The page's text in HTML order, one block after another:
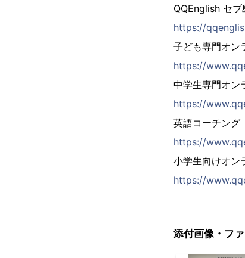
QQEnglish セブ
https://
子ども専門オン
https://
中学生専門オン
https://
英語コーチング
https://
小学生向けオン
https://
添付画像・フ